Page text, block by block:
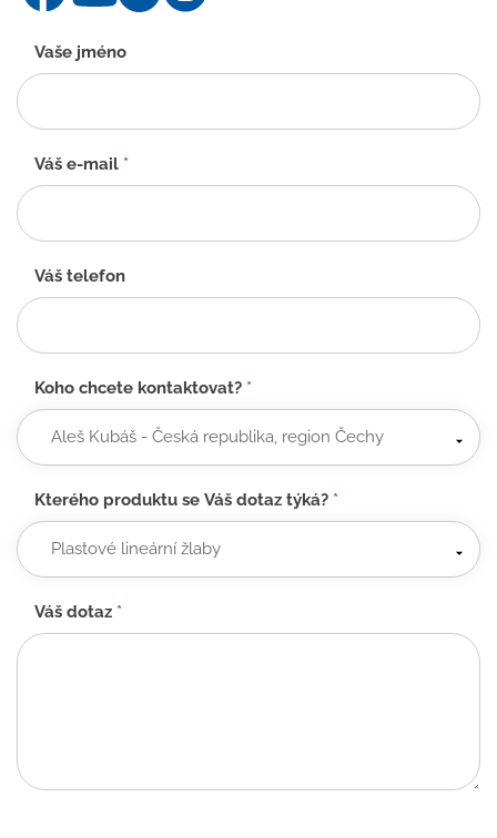
Kontaktní
formulář
-
CZ
Vaše jméno
Váš e-mail *
Váš telefon
Koho chcete kontaktovat? *
Kterého produktu se Váš dotaz týká? *
Váš dotaz *